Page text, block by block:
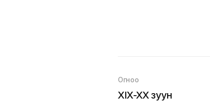
Огноо
XIX-XX зуун